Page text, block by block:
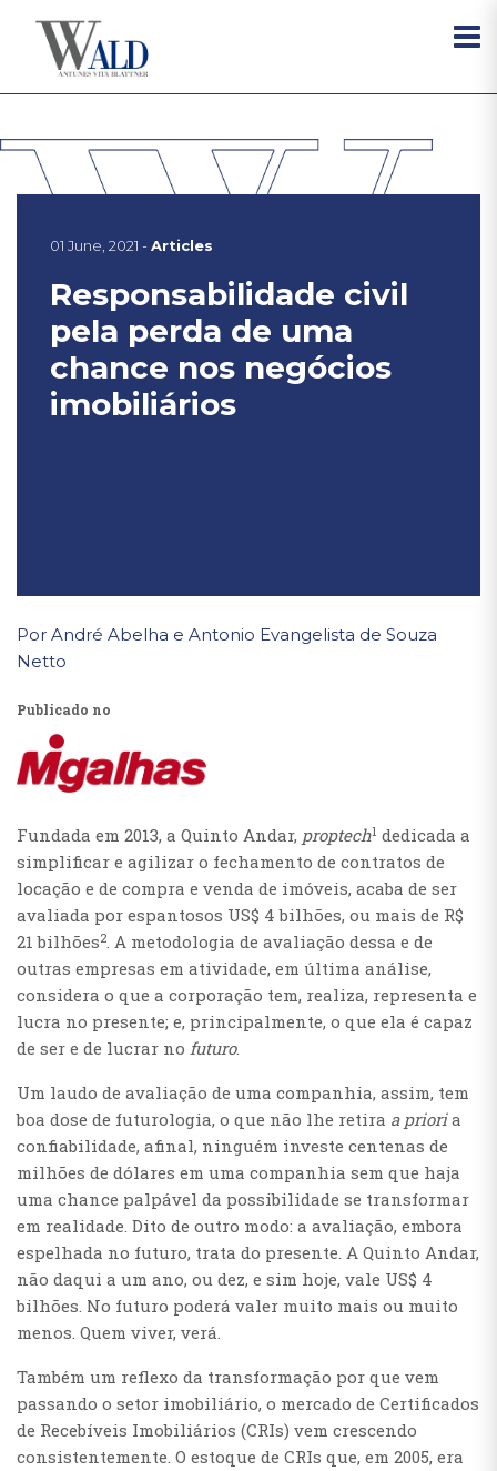
01 June, 2021 - Articles
Responsabilidade civil
pela perda de uma
chance nos negócios
imobiliários
Por André Abelha e Antonio Evangelista de Souza
Netto
Publicado no
Fundada em 2013, a Quinto Andar, proptech1 dedicada a
simplificar e agilizar o fechamento de contratos de
locação e de compra e venda de imóveis, acaba de ser
avaliada por espantosos US$ 4 bilhões, ou mais de R$
21 bilhões2. A metodologia de avaliação dessa e de
outras empresas em atividade, em última análise,
considera o que a corporação tem, realiza, representa e
lucra no presente; e, principalmente, o que ela é capaz
de ser e de lucrar no futuro.
Um laudo de avaliação de uma companhia, assim, tem
boa dose de futurologia, o que não lhe retira a prioria
confiabilidade, afinal, ninguém investe centenas de
milhões de dólares em uma companhia sem que haja
uma chance palpável da possibilidade se transformar
em realidade. Dito de outro modo: a avaliação, embora
espelhada no futuro, trata do presente. A Quinto Andar,
não daqui a um ano, ou dez, e sim hoje, vale US$ 4
bilhões. No futuro poderá valer muito mais ou muito
menos. Quem viver, verá.
Também um reflexo da transformação por que vem
passando o setor imobiliário, o mercado de Certificados
de Recebíveis Imobiliários (CRIs) vem crescendo
consistentemente. O estoque de CRIs que, em 2005, era